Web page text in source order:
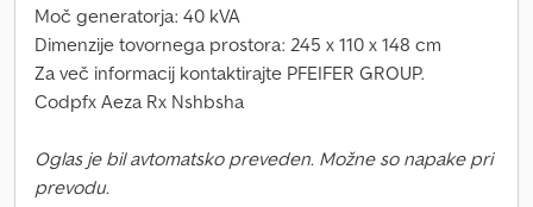
Moč generatorja: 40 kVA
Dimenzije tovornega prostora: 245 x 110 x 148 cm
Za več informacij kontaktirajte PFEIFER GROUP.
Codpfx Aeza Rx Nshbsha
Oglas je bil avtomatsko preveden. Možne so napake pri
prevodu.